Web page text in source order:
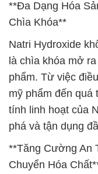
**Đa Dạng Hóa
Chìa Khóa**
Natri Hydroxide
là chìa khóa mở
phẩm. Từ việc
mỹ phẩm đến quá
tính linh hoạt của
phá và tận dụng
**Tăng Cường An
Chuyển Hóa